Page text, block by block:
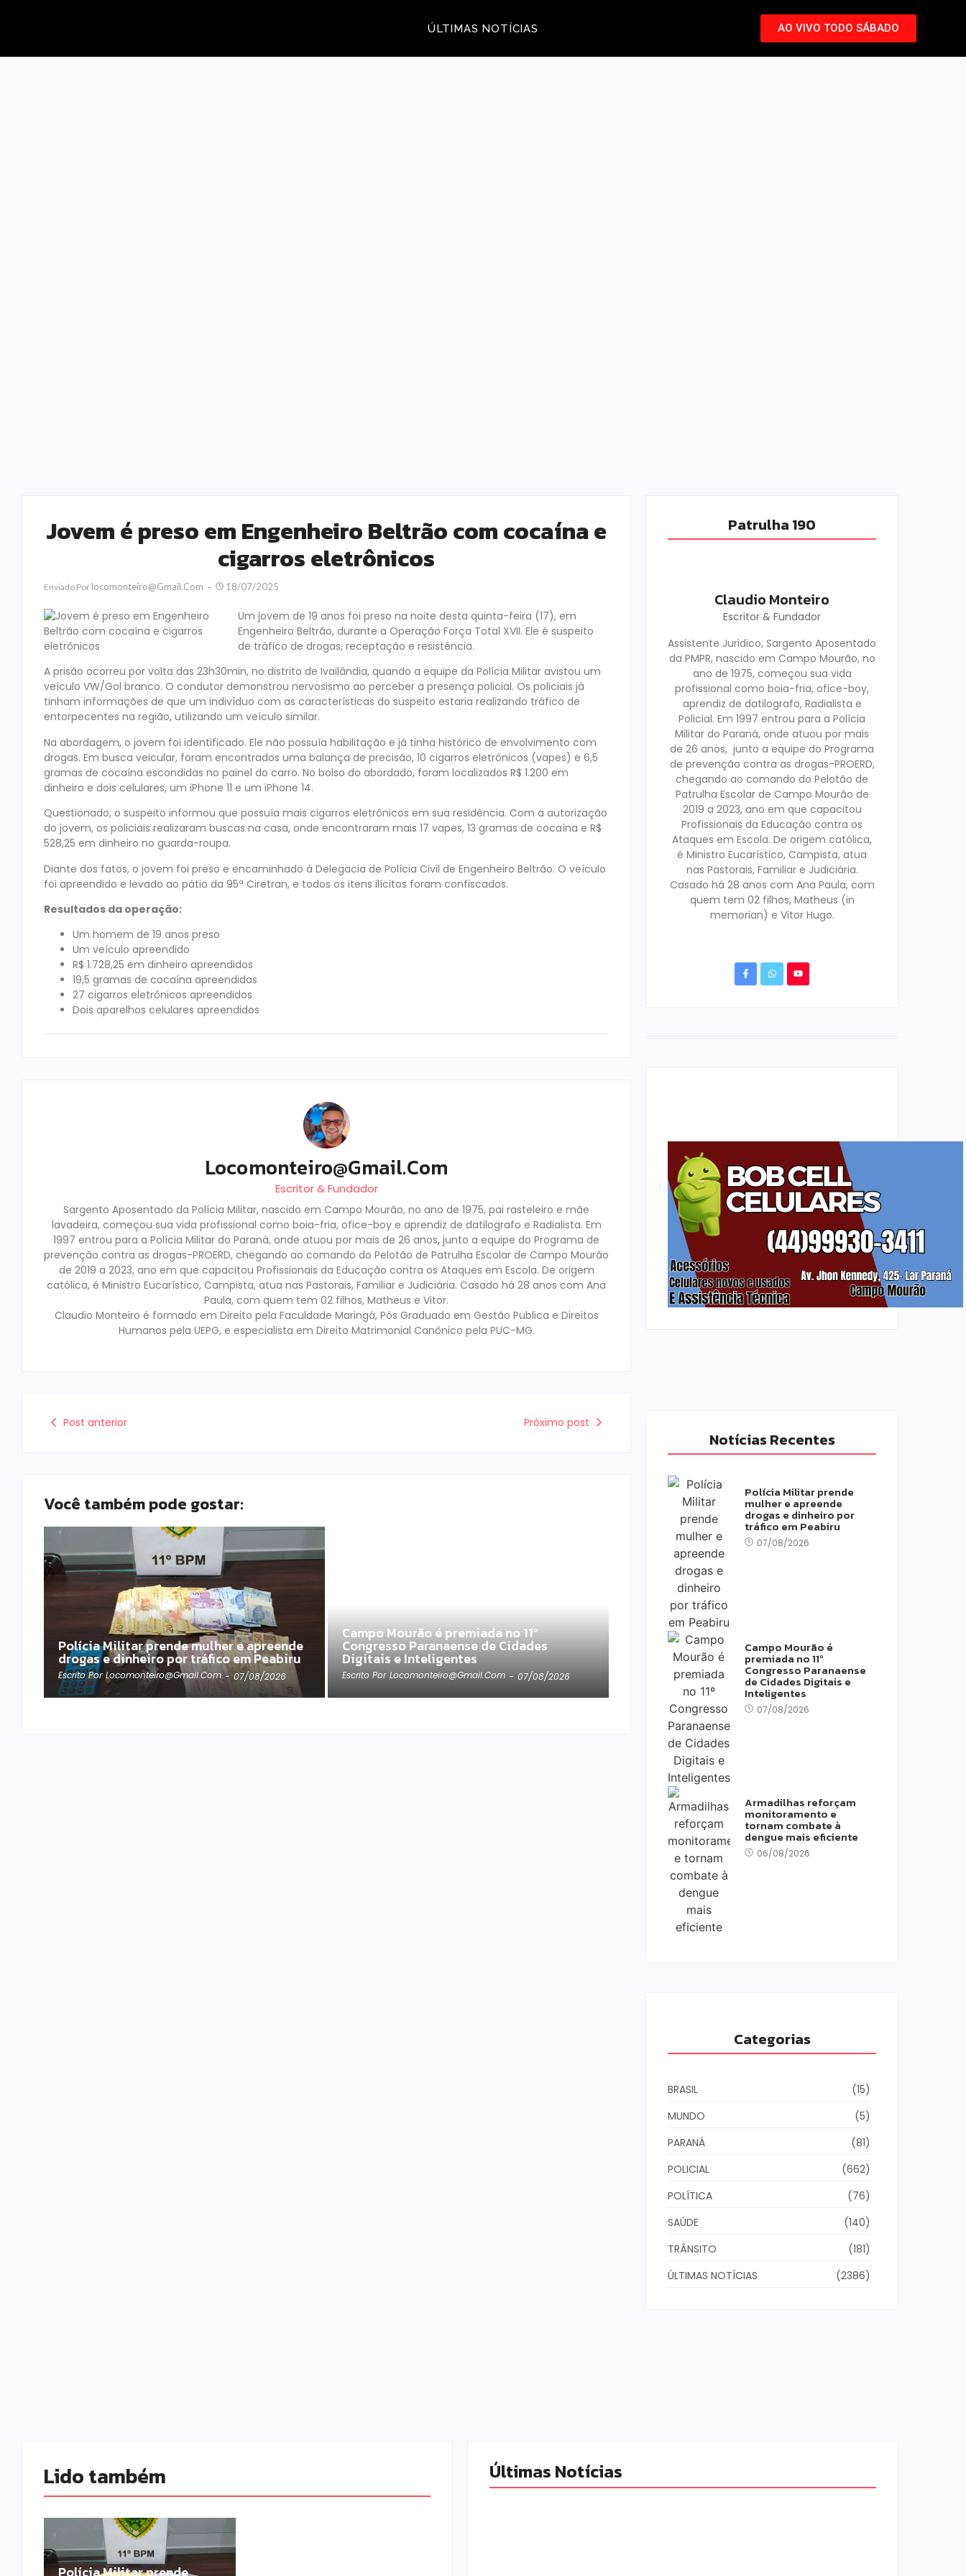
ÚLTIMAS NOTÍCIAS AO VIVO TODO SÁBADO
Jovem é preso em Engenheiro Beltrão com cocaína e
cigarros eletrônicos
Enviado Por Locomonteiro@gmail.com 18/07/2025
Um jovem de 19 anos foi preso na noite desta quinta-feira (17), em
Engenheiro Beltrão, durante a Operação Força Total XVII. Ele é suspeito
de tráfico de drogas, receptação e resistência.
A prisão ocorreu por volta das 23h30min, no distrito de Ivailândia, quando a equipe da Polícia Militar avistou um
veículo VW/Gol branco. O condutor demonstrou nervosismo ao perceber a presença policial. Os policiais já
tinham informações de que um indivíduo com as características do suspeito estaria realizando tráfico de
entorpecentes na região, utilizando um veículo similar.
Na abordagem, o jovem foi identificado. Ele não possuía habilitação e já tinha histórico de envolvimento com
drogas. Em busca veicular, foram encontrados uma balança de precisão, 10 cigarros eletrônicos (vapes) e 6,5
gramas de cocaína escondidas no painel do carro. No bolso do abordado, foram localizados R$ 1.200 em
dinheiro e dois celulares, um iPhone 11 e um iPhone 14.
Questionado, o suspeito informou que possuía mais cigarros eletrônicos em sua residência. Com a autorização
do jovem, os policiais realizaram buscas na casa, onde encontraram mais 17 vapes, 13 gramas de cocaína e R$
528,25 em dinheiro no guarda-roupa.
Diante dos fatos, o jovem foi preso e encaminhado à Delegacia de Polícia Civil de Engenheiro Beltrão. O veículo
foi apreendido e levado ao pátio da 95ª Ciretran, e todos os itens ilícitos foram confiscados.
Resultados da operação:
Um homem de 19 anos preso
Um veículo apreendido
R$ 1.728,25 em dinheiro apreendidos
19,5 gramas de cocaína apreendidas
27 cigarros eletrônicos apreendidos
Dois aparelhos celulares apreendidos
Locomonteiro@gmail.com
Escritor & Fundador
Sargento Aposentado da Polícia Militar, nascido em Campo Mourão, no ano de 1975, pai rasteleiro e mãe
lavadeira, começou sua vida profissional como boia-fria, ofice-boy e aprendiz de datilografo e Radialista. Em
1997 entrou para a Polícia Militar do Paraná, onde atuou por mais de 26 anos, junto a equipe do Programa de
prevenção contra as drogas-PROERD, chegando ao comando do Pelotão de Patrulha Escolar de Campo Mourão
de 2019 a 2023, ano em que capacitou Profissionais da Educação contra os Ataques em Escola. De origem
católica, é Ministro Eucarístico, Campista, atua nas Pastorais, Familiar e Judiciária. Casado há 28 anos com Ana
Paula, com quem tem 02 filhos, Matheus e Vitor.
Claudio Monteiro é formado em Direito pela Faculdade Maringá, Pós Graduado em Gestão Publica e Direitos
Humanos pela UEPG, e especialista em Direito Matrimonial Canônico pela PUC-MG.
Post anterior Próximo post
Você também pode gostar:
Polícia Militar prende mulher e apreende
drogas e dinheiro por tráfico em Peabiru
Escrito Por Locomonteiro@gmail.com - 07/08/2026
Campo Mourão é premiada no 11º
Congresso Paranaense de Cidades
Digitais e Inteligentes
Escrito Por Locomonteiro@gmail.com - 07/08/2026
Patrulha 190
Claudio Monteiro
Escritor & Fundador
Assistente Juridico, Sargento Aposentado
da PMPR, nascido em Campo Mourão, no
ano de 1975, começou sua vida
profissional como boia-fria, ofice-boy,
aprendiz de datilografo, Radialista e
Policial. Em 1997 entrou para a Polícia
Militar do Paraná, onde atuou por mais
de 26 anos, junto a equipe do Programa
de prevenção contra as drogas-PROERD,
chegando ao comando do Pelotão de
Patrulha Escolar de Campo Mourão de
2019 a 2023, ano em que capacitou
Profissionais da Educação contra os
Ataques em Escola. De origem católica,
é Ministro Eucarístico, Campista, atua
nas Pastorais, Familiar e Judiciária.
Casado há 28 anos com Ana Paula, com
quem tem 02 filhos, Matheus (in
memorian) e Vitor Hugo.
Notícias Recentes
Polícia Militar prende
mulher e apreende
drogas e dinheiro por
tráfico em Peabiru
07/08/2026
Campo Mourão é
premiada no 11º
Congresso Paranaense
de Cidades Digitais e
Inteligentes
07/08/2026
Armadilhas reforçam
monitoramento e
tornam combate à
dengue mais eficiente
06/08/2026
Categorias
BRASIL
(15)
MUNDO
(5)
PARANÁ
(81)
POLICIAL
(662)
POLÍTICA
(76)
SAÚDE
(140)
TRÂNSITO
(181)
ÚLTIMAS NOTÍCIAS
(2386)
Lido também
Polícia Militar prende
Últimas Notícias